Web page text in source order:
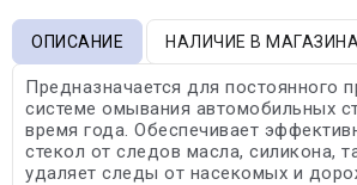
ОПИСАНИЕ НАЛИЧИЕ В
Предназначается для постоянного
системе омывания автомобильных
время года. Обеспечивает
стекол от следов масла, силикона,
удаляет следы от насекомых и